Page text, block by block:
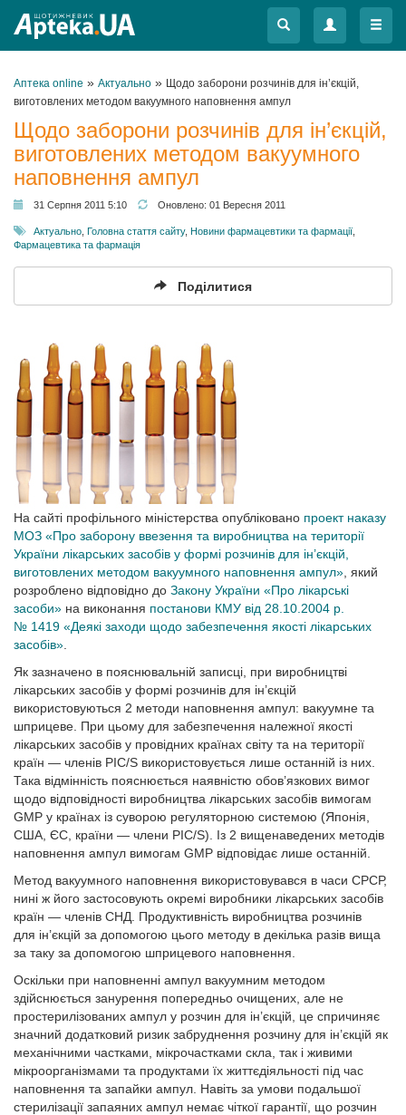
Меню
Меню
Аптека online » Актуально » Щодо заборони розчинів для ін’єкцій,
виготовлених методом вакуумного наповнення ампул
Щодо заборони розчинів для ін’єкцій,
виготовлених методом вакуумного
наповнення ампул
31 Серпня 2011 5:10 Оновлено: 01 Вересня 2011
Актуально Головна стаття сайту, Новини фармацевтики та фармації
Фармацевтика та фармація
Поділитися
На сайті профільного міністерства опубліковано проект наказу
МОЗ «Про заборону ввезення та виробництва на території
України лікарських засобів у формі розчинів для ін’єкцій,
виготовлених методом вакуумного наповнення ампул» , який
розроблено відповідно до Закону України «Про лікарські
засоби» на виконання постанови КМУ від 28.10.2004 р.
№ 1419 «Деякі заходи щодо забезпечення якості лікарських
засобів»
Як зазначено в пояснювальній записці, при виробництві
лікарських засобів у формі розчинів для ін’єкцій
використовуються 2 методи наповнення ампул: вакуумне та
шприцеве. При цьому для забезпечення належної якості
лікарських засобів у провідних країнах світу та на території
країн — членів PIC/S використовується лише останній із них.
Така відмінність пояснюється наявністю обов’язкових вимог
щодо відповідності виробництва лікарських засобів вимогам
GMP у країнах із суворою регуляторною системою (Японія,
США, ЄС, країни — члени PIC/S). Із 2 вищенаведених методів
наповнення ампул вимогам GMP відповідає лише останній.
Метод вакуумного наповнення використовувався в часи СРСР,
нині ж його застосовують окремі виробники лікарських засобів
країн — членів СНД. Продуктивність виробництва розчинів
для ін’єкцій за допомогою цього методу в декілька разів вища
за таку за допомогою шприцевого наповнення.
Оскільки при наповненні ампул вакуумним методом
здійснюється занурення попередньо очищених, але не
простерилізованих ампул у розчин для ін’єкцій, це спричиняє
значний додатковий ризик забруднення розчину для ін’єкцій як
механічними частками, мікрочастками скла, так і живими
мікроорганізмами та продуктами їх життєдіяльності під час
наповнення та запайки ампул. Навіть за умови подальшої
стерилізації запаяних ампул немає чіткої гарантії, що розчин